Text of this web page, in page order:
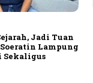
Jadi Tuan
Lampung
Sekaligus